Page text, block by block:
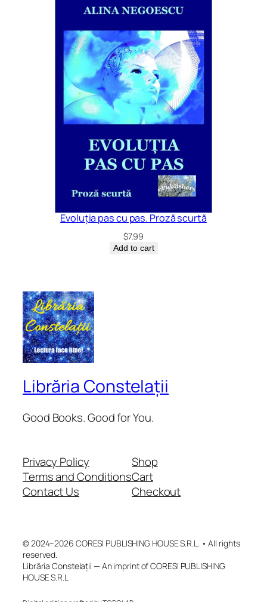
Evoluția pas cu pas. Proză scurtă
$7.99
Add to cart
Librăria Constelații
Good Books. Good for You.
Privacy Policy
Terms and Conditions
Contact Us
Shop
Cart
Checkout
© 2024–2026 CORESI PUBLISHING HOUSE S.R.L. • All rights
reserved.
Librăria Constelații — An imprint of CORESI PUBLISHING
HOUSE S.R.L